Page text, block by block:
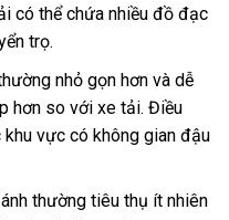
có thể chứa nhiều đồ đạc
trọ.
nhỏ gọn hơn và dễ
hơn so với xe tải. Điều
vực có không gian đậu
thường tiêu thụ ít nhiên